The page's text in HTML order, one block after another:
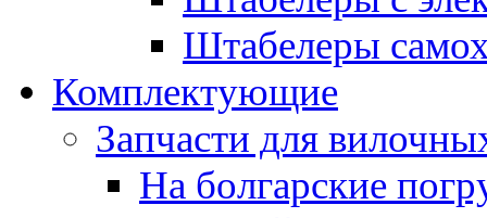
Штабелеры
Комплектующие
Запчасти для
На болгарские